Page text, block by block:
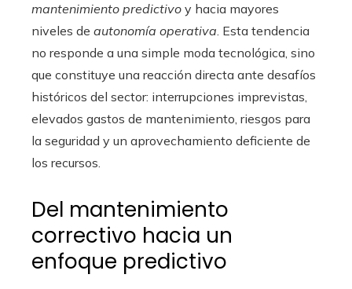
mantenimiento predictivo y hacia mayores
niveles de autonomía operativa. Esta tendencia
no responde a una simple moda tecnológica, sino
que constituye una reacción directa ante desafíos
históricos del sector: interrupciones imprevistas,
elevados gastos de mantenimiento, riesgos para
la seguridad y un aprovechamiento deficiente de
los recursos.
Del mantenimiento
correctivo hacia un
enfoque predictivo